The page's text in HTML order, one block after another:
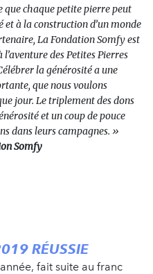
chaque petite pierre peut
à la construction d’un monde
La Fondation Somfy est
des Petites Pierres
la générosité a une
que nous voulons
jour. Le triplement des dons
et un coup de pouce
dans leurs campagnes. »
Somfy
RÉUSSIE
fait suite au franc